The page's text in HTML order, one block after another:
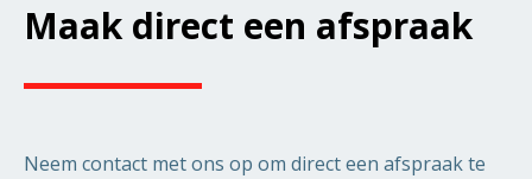
Maak direct een afspraak
Neem contact met ons op om direct een afspraak te